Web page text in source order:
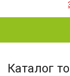
Каталог